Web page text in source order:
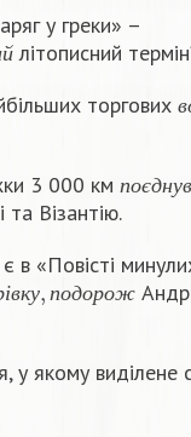
у греки» –
й
ийлітописний
торгових
в
3 000 км
п о є д н у в
д
та Візантію.
в «Повісті
і в к у п о д ор ож
рі вк у,подорож
у якому виділене